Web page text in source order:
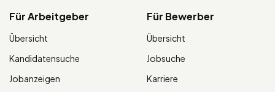
Für Arbeitgeber
Übersicht
Kandidatensuche
Jobanzeigen
Für Bewerber
Übersicht
Jobsuche
Karriere